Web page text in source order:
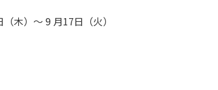
9 月17日（火）